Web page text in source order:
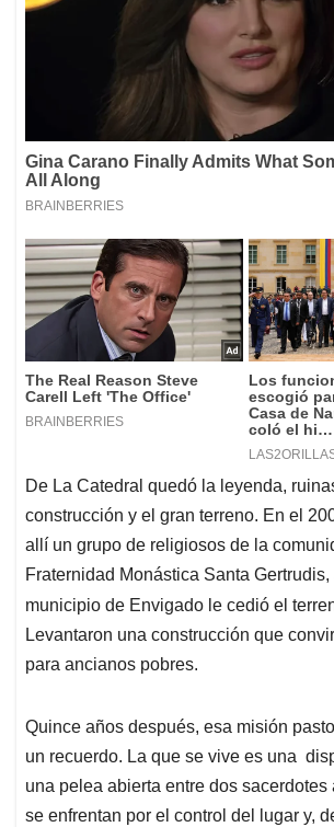
De La Catedral quedó la leyenda,
construcción y el gran terreno. En el
allí un grupo de religiosos de la
Fraternidad Monástica Santa Gertrudis,
municipio de Envigado le cedió el
Levantaron una construcción que
para ancianos pobres.
Quince años después, esa misión
un recuerdo. La que se vive es una
una pelea abierta entre dos
se enfrentan por el control del lugar y,